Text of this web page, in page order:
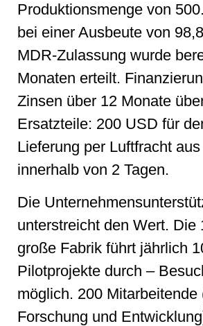
Produktionsmenge von
bei einer Ausbeute von
MDR-Zulassung wurde
Monaten erteilt.
Zinsen über 12 Monate
Ersatzteile: 200 USD für
Lieferung per Luftfracht
innerhalb von 2 Tagen.
Die
unterstreicht den Wert. Die
große Fabrik führt jährlich
Pilotprojekte durch –
möglich. 200 Mitarbeitende
Forschung und